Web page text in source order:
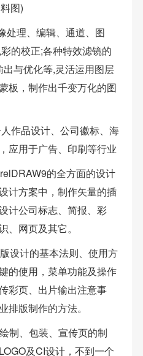
图)
处理、编辑、通道、图
的校正;各种特效滤镜的
与优化等,灵活运用图层
板，制作出千变万化的图
作品设计、公司徽标、海
应用于广告、印刷等行业
的全方面的设计
计方案中，制作矢量的插
计公司标志、简报、彩
、网页及其它。
设计的基本法则、使用方
的使用，菜单功能及操作
彩页、出片输出注意事
排版制作的方法。
制、包装、宣传页的制
及CI设计，不到一个